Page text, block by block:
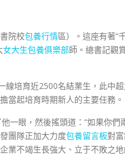
院校包養行情區）。這座有著“
女大生包養俱樂部師。總書記觀
線培育近2500名結業生，此中
當起培育時期新人的主要任務。
一眼，然後搖頭道：“如果你們
團隊正加大力度包養留言板對
業不竭生長強大、立于不敗之